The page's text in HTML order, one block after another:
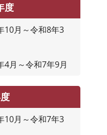
度
10月～令和8年3
4月～令和7年9月
10月～令和7年3